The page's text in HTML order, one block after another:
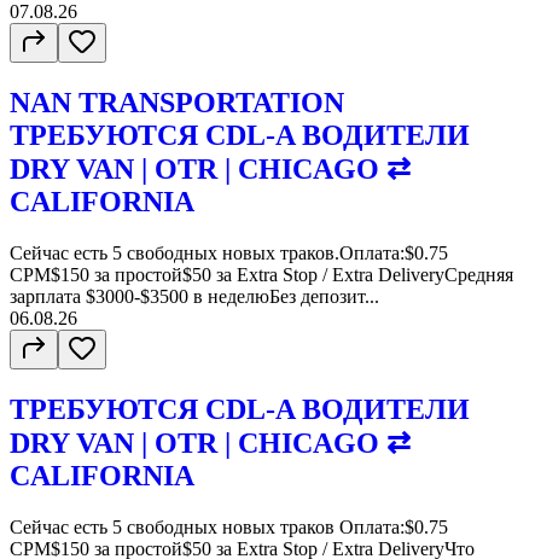
07.08.26
NAN TRANSPORTATION
ТРЕБУЮТСЯ CDL-A ВОДИТЕЛИ
DRY VAN | OTR | CHICAGO ⇄
CALIFORNIA
Сейчас есть 5 свободных новых траков.Оплата:$0.75
CPM$150 за простой$50 за Extra Stop / Extra DeliveryСредняя
зарплата $3000-$3500 в неделюБез депозит...
06.08.26
ТРЕБУЮТСЯ CDL-A ВОДИТЕЛИ
DRY VAN | OTR | CHICAGO ⇄
CALIFORNIA
Сейчас есть 5 свободных новых траков Оплата:$0.75
CPM$150 за простой$50 за Extra Stop / Extra DeliveryЧто